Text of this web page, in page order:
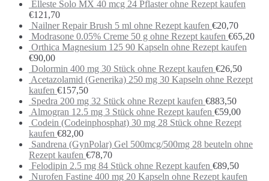
Elleste Solo MX 40 mcg 24 Pflaster ohne Rezept kaufen
€121,70
Nailner Repair Brush 5 ml ohne Rezept kaufen €20,70
Modrasone 0.05% Creme 50 g ohne Rezept kaufen €65,20
Orthica Magnesium 125 90 Kapseln ohne Rezept kaufen
€90,00
Dolormin 400 mg 30 Stück ohne Rezept kaufen €26,50
Acetazolamid (Generika) 250 mg 30 Kapseln ohne Rezept
kaufen €157,50
Spedra 200 mg 32 Stück ohne Rezept kaufen €883,50
Almogran 12.5 mg 3 Stück ohne Rezept kaufen €59,00
Codein (Codeinphosphat) 30 mg 28 Stück ohne Rezept
kaufen €82,00
Sandrena (GynPolar) Gel 500mcg/500mg 28 beuteln ohne
Rezept kaufen €78,70
Felodipin 2.5 mg 84 Stück ohne Rezept kaufen €89,50
Nurofen Fastine 400 mg 20 Kapseln ohne Rezept kaufen